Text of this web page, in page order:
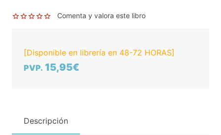
Comenta y valora este libro
[Disponible en librería en 48-72 HORAS]
PVP. 15,95€
Descripción